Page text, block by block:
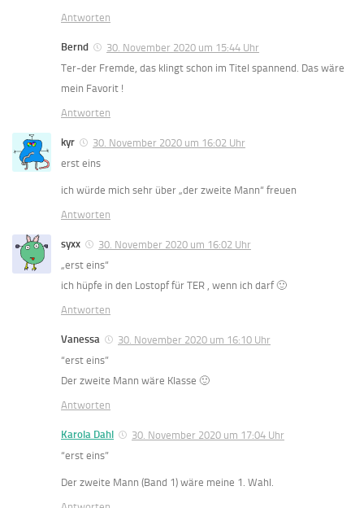
Antworten
Bernd
30. November 2020 um 15:44 Uhr
Ter-der Fremde, das klingt schon im Titel spannend. Das wäre
mein Favorit !
Antworten
kyr
30. November 2020 um 16:02 Uhr
erst eins
ich würde mich sehr über „der zweite Mann“ freuen
Antworten
syxx
30. November 2020 um 16:02 Uhr
„erst eins“
ich hüpfe in den Lostopf für TER , wenn ich darf 🙂
Antworten
Vanessa
30. November 2020 um 16:10 Uhr
“erst eins”
Der zweite Mann wäre Klasse 🙂
Antworten
Karola Dahl
30. November 2020 um 17:04 Uhr
“erst eins”
Der zweite Mann (Band 1) wäre meine 1. Wahl.